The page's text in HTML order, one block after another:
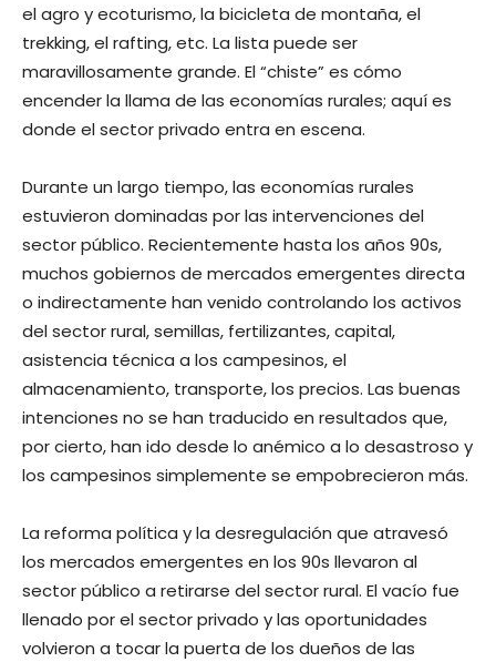
el agro y ecoturismo, la bicicleta de montaña, el
trekking, el rafting, etc. La lista puede ser
maravillosamente grande. El “chiste” es cómo
encender la llama de las economías rurales; aquí es
donde el sector privado entra en escena.
Durante un largo tiempo, las economías rurales
estuvieron dominadas por las intervenciones del
sector público. Recientemente hasta los años 90s,
muchos gobiernos de mercados emergentes directa
o indirectamente han venido controlando los activos
del sector rural, semillas, fertilizantes, capital,
asistencia técnica a los campesinos, el
almacenamiento, transporte, los precios. Las buenas
intenciones no se han traducido en resultados que,
por cierto, han ido desde lo anémico a lo desastroso y
los campesinos simplemente se empobrecieron más.
La reforma política y la desregulación que atravesó
los mercados emergentes en los 90s llevaron al
sector público a retirarse del sector rural. El vacío fue
llenado por el sector privado y las oportunidades
volvieron a tocar la puerta de los dueños de las